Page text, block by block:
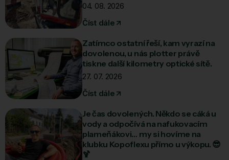
04. 08. 2026
Číst dále
Zatímco ostatní řeší, kam vyrazí na
dovolenou, u nás plotter právě
tiskne další kilometry optické sítě.
27. 07. 2026
Číst dále
Je čas dovolených. Někdo se cáká u
vody a odpočívá na nafukovacím
plameňákovi… my si hovíme na
klubku Kopoflexu přímo u výkopu. 😎
🍹